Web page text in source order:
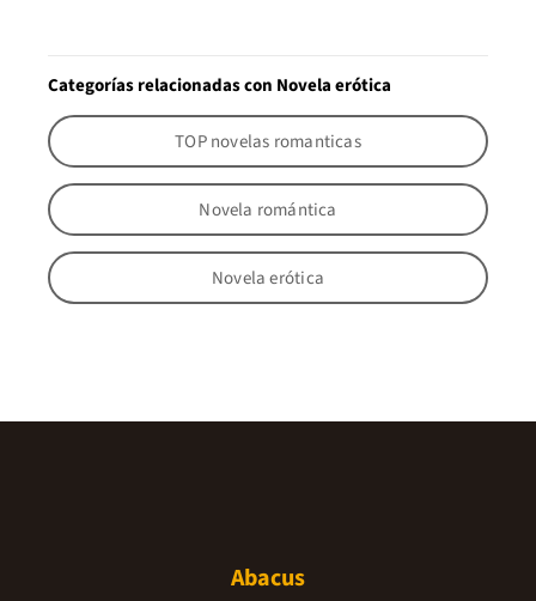
Categorías relacionadas con Novela erótica
TOP novelas romanticas
Novela romántica
Novela erótica
Abacus